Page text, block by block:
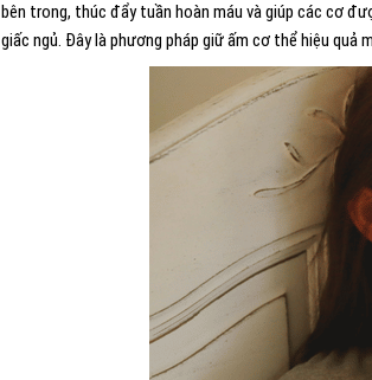
bên trong, thúc đẩy tuần hoàn máu và giúp các cơ
giấc ngủ. Đây là phương pháp giữ ấm cơ thể hiệu quả